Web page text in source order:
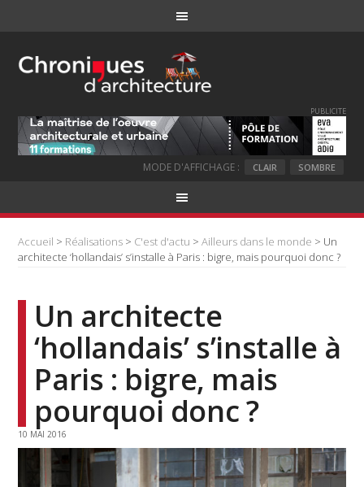
PUBLICITE
MODE D'AFFICHAGE : CLAIR SOMBRE
Accueil > Réalisations > C'est d'actu >Ailleurs dans le monde > Un
architecte ‘hollandais’ s’installe à Paris : bigre, mais pourquoi donc ?
Un architecte
‘hollandais’ s’installe à
Paris : bigre, mais
pourquoi donc ?
10 MAI 2016